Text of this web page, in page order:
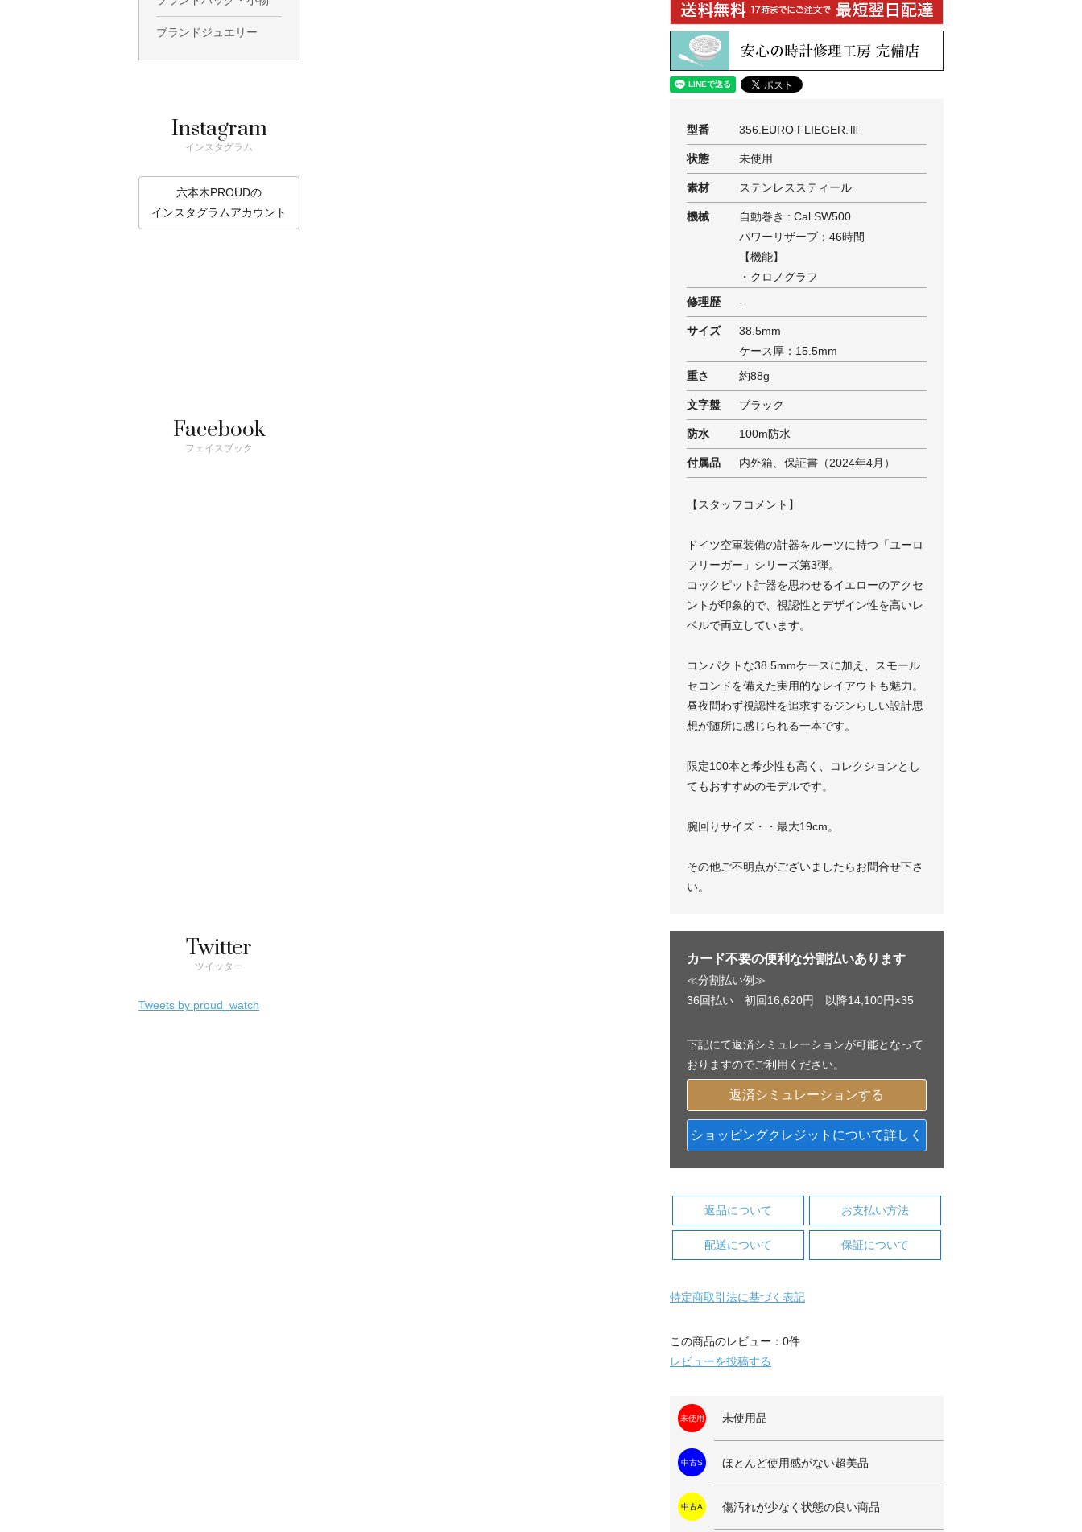
型番 356.EURO FLIEGER.Ⅲ
状態 未使用
素材 ステンレススティール
機械
自動巻き : Cal.SW500
パワーリザーブ：46時間
【機能】
・クロノグラフ
修理歴
-
サイズ
38.5mm
ケース厚：15.5mm
重さ
約88g
文字盤 ブラック
防水 100m防水
付属品 内外箱、保証書（2024年4月）
【スタッフコメント】
ドイツ空軍装備の計器をルーツに持つ「ユーロ
フリーガー」シリーズ第3弾。
コックピット計器を思わせるイエローのアクセ
ントが印象的で、視認性とデザイン性を高いレ
ベルで両立しています。
コンパクトな38.5mmケースに加え、スモール
セコンドを備えた実用的なレイアウトも魅力。
昼夜問わず視認性を追求するジンらしい設計思
想が随所に感じられる一本です。
限定100本と希少性も高く、コレクションとし
てもおすすめのモデルです。
腕回りサイズ・・最大19cm。
その他ご不明点がございましたらお問合せ下さ
い。
カード不要の便利な分割払いあります
≪分割払い例≫
36回払い 初回16,620円 以降14,100円×35
下記にて返済シミュレーションが可能となって
おりますのでご利用ください。
返済シミュレーションする
ショッピングクレジットについて詳しく
返品について お支払い方法
配送について 保証について
特定商取引法に基づく表記
この商品のレビュー：0件
レビューを投稿する
未使用 未使用品
中古S ほとんど使用感がない超美品
中古A 傷汚れが少なく状態の良い商品
ブランドジュエリー
Instagram
インスタグラム
六本木PROUDの
インスタグラムアカウント
Facebook
フェイスブック
Twitter
ツイッター
Tweets by proud_watch